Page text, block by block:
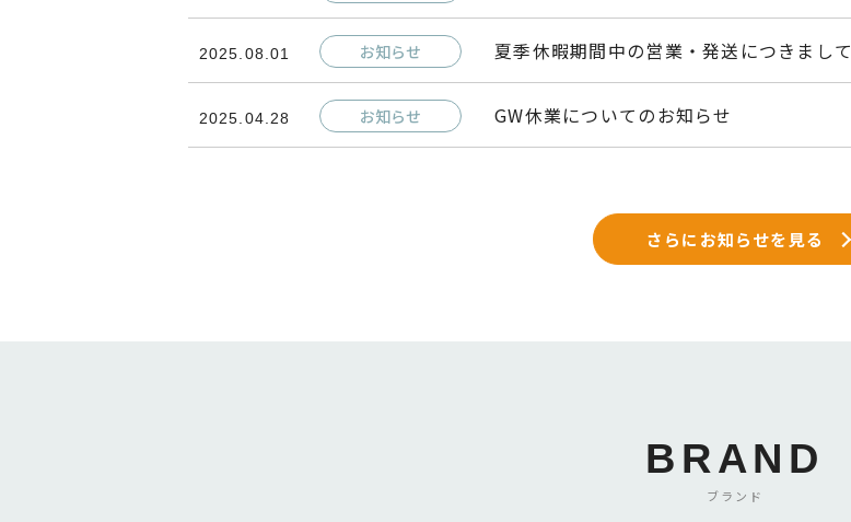
2025.08.01 お知らせ 夏季休暇期間中の営業・発送につきまして
2025.04.28 お知らせ GW休業についてのお知らせ
さらにお知らせを見る
BRAND
ブランド